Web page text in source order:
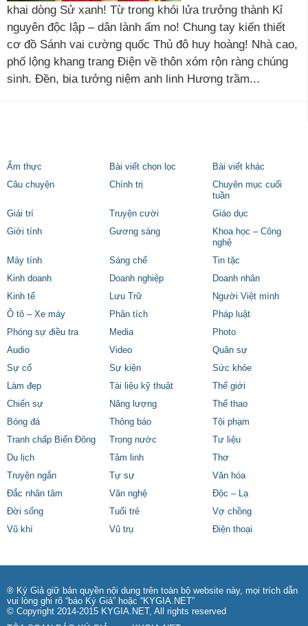
khai dòng Sử xanh! Từ trong khói lửa trưởng thành Kỉ
nguyên độc lập – dân lành ấm no! Chung tay kiến thiết
cơ đồ Sánh vai cường quốc Thủ đô huy hoàng! Nhà cao,
phố lộng khang trang Điện về thôn xóm rộn ràng chúng
sinh. Đền, bia tưởng niệm anh linh Hương trầm...
Ẩm thực Bài viết chọn lọc
Bài viết khác
Câu chuyện
Chính trị
Chuyên mục cuối
tuần
Giải trí
Truyện cười
Giáo dục
Giới tính
Gương sáng
Khoa học – Công
nghệ
Máy tính
Sáng chế
Tin tặc
Kinh doanh
Doanh nghiệp
Doanh nhân
Kinh tế
Lưu Trữ
Người Việt mình
Ô tô – Xe máy
Phân tích
Pháp luật
Phóng sự điều tra
Media
Photo
Audio
Video
Quân sự
Sự cố
Sự kiện
Sức khỏe
Làm đẹp
Tài liệu kỹ thuật
Thế giới
Chiến sự
Năng lượng
Thể thao
Bóng đá
Thông báo
Tội phạm
Tranh chấp Biển Đông
Trong nước
Tư liệu
Du lịch
Tâm linh
Thơ
Truyện ngắn
Tự sự
Văn hóa
Đắc nhân tâm
Văn nghệ
Độc – Lạ
Đời sống
Tuổi trẻ
Vợ chồng
Vũ khí
Vũ trụ Điện thoại
® Ký Giả giữ bản quyền nội dung trên toàn bộ website này, mọi trích dẫn
vui lòng ghi rõ “báo Ký Giả” hoặc “KYGIA.NET”
© Copyright 2014-2015 KYGIA.NET, All rights reserved